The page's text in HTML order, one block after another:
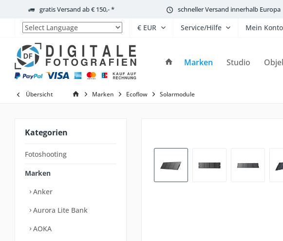
gratis Versand ab € 150,- * schneller Versand innerhalb Europa
Powered by
Service/Hilfe Mein Konto
Marken Studio
Übersicht Marken Ecoflow Solarmodule
Kategorien
Fotoshooting
Marken
Anker
Aurora Lite Bank
AOKA